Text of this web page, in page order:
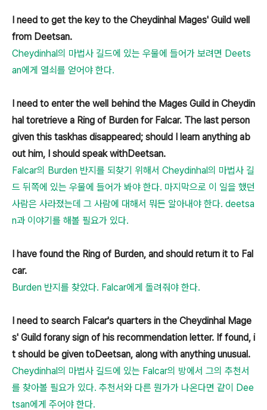
I need to get the key to the Cheydinhal Mages' Guild well
from Deetsan.
Cheydinhal의 마법사 길드에 있는 우물에 들어가 보려면 Deets
an에게 열쇠를 얻어야 한다.
I need to enter the well behind the Mages Guild in Cheydin
hal toretrieve a Ring of Burden for Falcar. The last person
given this taskhas disappeared; should I learn anything ab
out him, I should speak withDeetsan.
Falcar의 Burden 반지를 되찾기 위해서 Cheydinhal의 마법사 길
드 뒤쪽에 있는 우물에 들어가 봐야 한다. 마지막으로 이 일을 했던
사람은 사라졌는데 그 사람에 대해서 뭐든 알아내야 한다. deetsa
n과 이야기를 해볼 필요가 있다.
I have found the Ring of Burden, and should return it to Fal
car.
Burden 반지를 찾았다. Falcar에게 돌려줘야 한다.
I need to search Falcar's quarters in the Cheydinhal Mage
s' Guild forany sign of his recommendation letter. If found, i
t should be given toDeetsan, along with anything unusual.
Cheydinhal의 마법사 길드에 있는 Falcar의 방에서 그의 추천서
를 찾아볼 필요가 있다. 추천서와 다른 뭔가가 나온다면 같이 Dee
tsan에게 주어야 한다.